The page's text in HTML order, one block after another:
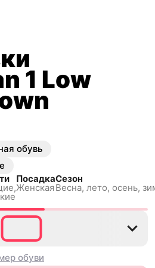
1 Low
обувь
Посадка
Женская
Сезон
Весна, лето, осень,
38
обуви